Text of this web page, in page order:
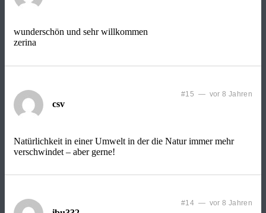
wunderschön und sehr willkommen
zerina
csv
#15 — vor 8 Jahren
Natürlichkeit in einer Umwelt in der die Natur immer mehr
verschwindet – aber gerne!
#14 — vor 8 Jahren